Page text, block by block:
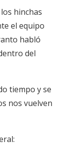
hinchas
el equipo
habló
del
tiempo y se
nos vuelven